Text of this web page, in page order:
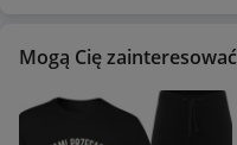
Mogą Cię zainteresować